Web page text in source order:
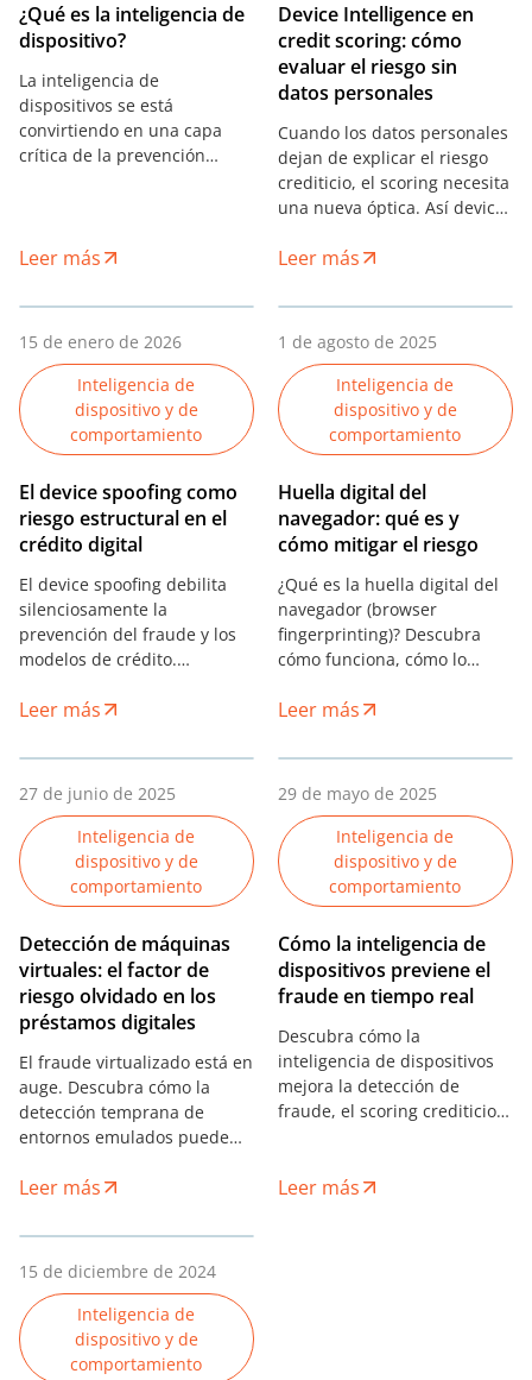
¿Qué es la inteligencia de
dispositivo?
La inteligencia de
dispositivos se está
convirtiendo en una capa
crítica de la prevención
comportamiento y la
ayudan a detectar fraude y
fortalecer las decisiones de
riesgo.
Leer más
Device Intelligence en
credit scoring: cómo
evaluar el riesgo sin
datos personales
Cuando los datos personales
dejan de explicar el riesgo
crediticio, el scoring necesita
una nueva óptica. Así device
visibilidad al crédito en
Leer más
15 de enero de 2026
Inteligencia de
dispositivo y de
comportamiento
El device spoofing como
riesgo estructural en el
crédito digital
El device spoofing debilita
silenciosamente la
prevención del fraude y los
modelos de crédito.
cómo detectarlo con
Leer más
1 de agosto de 2025
Inteligencia de
dispositivo y de
comportamiento
Huella digital del
navegador: qué es y
cómo mitigar el riesgo
¿Qué es la huella digital del
navegador (browser
fingerprinting)? Descubra
cómo funciona, cómo lo
cómo ayuda a prevenir el
préstamos.
Leer más
27 de junio de 2025
Inteligencia de
dispositivo y de
comportamiento
Detección de máquinas
virtuales: el factor de
riesgo olvidado en los
préstamos digitales
El fraude virtualizado está en
auge. Descubra cómo la
detección temprana de
entornos emulados puede
optimizar sus decisiones.
Leer más
29 de mayo de 2025
Inteligencia de
dispositivo y de
comportamiento
Cómo la inteligencia de
dispositivos previene el
fraude en tiempo real
Descubra cómo la
inteligencia de dispositivos
mejora la detección de
fraude, el scoring crediticio y
enfoque en la privacidad.
Leer más
15 de diciembre de 2024
Inteligencia de
dispositivo y de
comportamiento